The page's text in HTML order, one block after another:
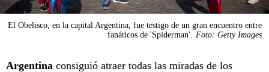
El Obelisco, en la capital Argentina, fue testigo de un gran encuentro entre
fanáticos de 'Spiderman'.
Foto: Getty Images
Argentina consiguió atraer todas las miradas de los